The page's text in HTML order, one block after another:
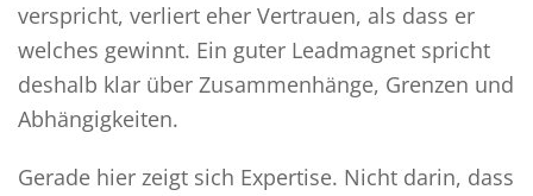
verspricht, verliert eher Vertrauen, als dass er
welches gewinnt. Ein guter Leadmagnet spricht
deshalb klar über Zusammenhänge, Grenzen und
Abhängigkeiten.
Gerade hier zeigt sich Expertise. Nicht darin, dass